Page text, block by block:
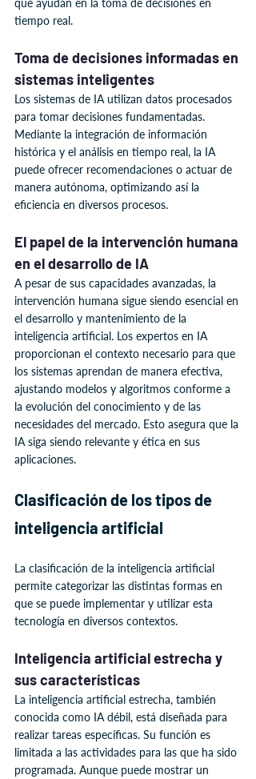
que ayudan en la toma de decisiones en
tiempo real.
Toma de decisiones informadas en
sistemas inteligentes
Los sistemas de IA utilizan datos procesados
para tomar decisiones fundamentadas.
Mediante la integración de información
histórica y el análisis en tiempo real, la IA
puede ofrecer recomendaciones o actuar de
manera autónoma, optimizando así la
eficiencia en diversos procesos.
El papel de la intervención humana
en el desarrollo de IA
A pesar de sus capacidades avanzadas, la
intervención humana sigue siendo esencial en
el desarrollo y mantenimiento de la
inteligencia artificial. Los expertos en IA
proporcionan el contexto necesario para que
los sistemas aprendan de manera efectiva,
ajustando modelos y algoritmos conforme a
la evolución del conocimiento y de las
necesidades del mercado. Esto asegura que la
IA siga siendo relevante y ética en sus
aplicaciones.
Clasificación de los tipos de
inteligencia artificial
La clasificación de la inteligencia artificial
permite categorizar las distintas formas en
que se puede implementar y utilizar esta
tecnología en diversos contextos.
Inteligencia artificial estrecha y
sus características
La inteligencia artificial estrecha, también
conocida como IA débil, está diseñada para
realizar tareas específicas. Su función es
limitada a las actividades para las que ha sido
programada. Aunque puede mostrar un